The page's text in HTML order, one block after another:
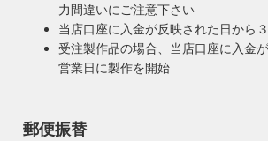
力間違いにご注意下さい
当店口座に入金が反映された日から
受注製作品の場合、当店口座に入金
営業日に製作を開始
郵便振替